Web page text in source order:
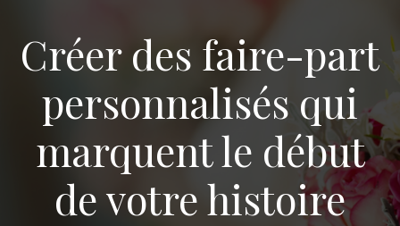
Créer des faire-part
personnalisés qui
marquent le début
de votre histoire